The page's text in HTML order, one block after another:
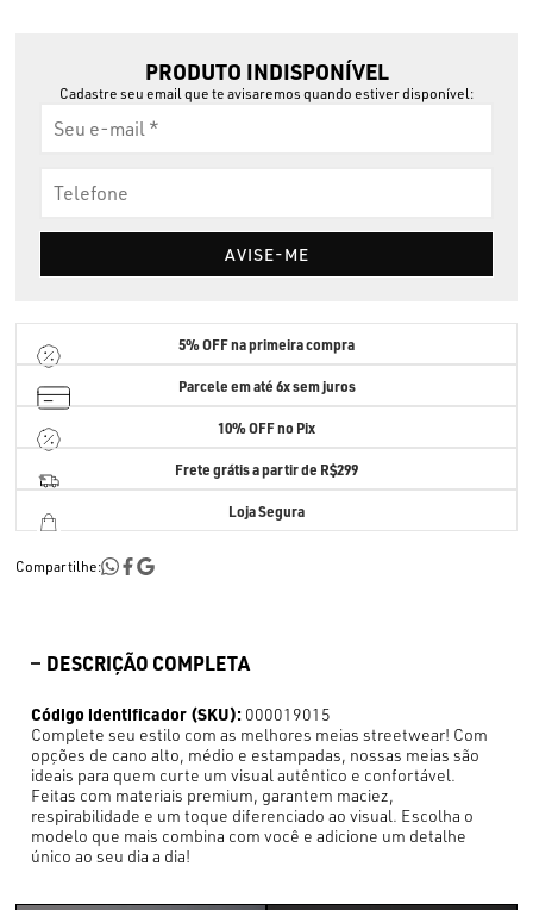
PRODUTO INDISPONÍVEL
Cadastre seu email que te avisaremos quando estiver disponível:
AVISE-ME
5% OFFna primeira compra
Parcele em até6x sem juros
10% OFF no Pix
Frete grátis a partir de R$299
Loja Segura
Compartilhe:
DESCRIÇÃO COMPLETA
Código identificador (SKU): 000019015
Complete seu estilo com as melhores meias streetwear! Com
opções de cano alto, médio e estampadas, nossas meias são
ideais para quem curte um visual autêntico e confortável.
Feitas com materiais premium, garantem maciez,
respirabilidade e um toque diferenciado ao visual. Escolha o
modelo que mais combina com você e adicione um detalhe
único ao seu dia a dia!